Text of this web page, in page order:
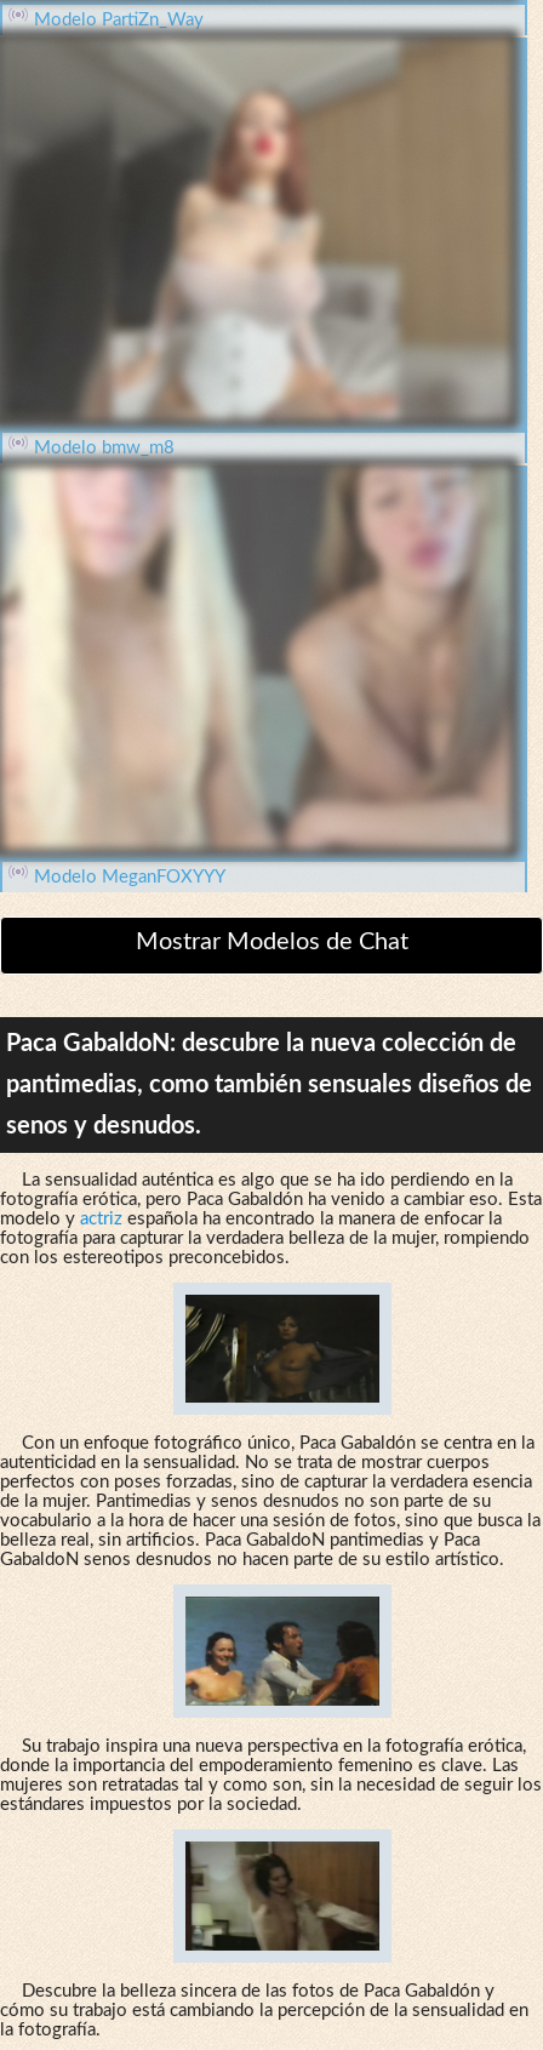
Modelo PartiZn_Way
Modelo bmw_m8
Modelo MeganFOXYYY
Mostrar Modelos de Chat
Paca GabaldoN: descubre la nueva colección de
pantimedias, como también sensuales diseños de
senos y desnudos.
La sensualidad auténtica es algo que se ha ido perdiendo en la
fotografía erótica, pero Paca Gabaldón ha venido a cambiar eso. Esta
modelo y actriz española ha encontrado la manera de enfocar la
fotografía para capturar la verdadera belleza de la mujer, rompiendo
con los estereotipos preconcebidos.
Con un enfoque fotográfico único, Paca Gabaldón se centra en la
autenticidad en la sensualidad. No se trata de mostrar cuerpos
perfectos con poses forzadas, sino de capturar la verdadera esencia
de la mujer. Pantimedias y senos desnudos no son parte de su
vocabulario a la hora de hacer una sesión de fotos, sino que busca la
belleza real, sin artificios. Paca GabaldoN pantimedias y Paca
GabaldoN senos desnudos no hacen parte de su estilo artístico.
Su trabajo inspira una nueva perspectiva en la fotografía erótica,
donde la importancia del empoderamiento femenino es clave. Las
mujeres son retratadas tal y como son, sin la necesidad de seguir los
estándares impuestos por la sociedad.
Descubre la belleza sincera de las fotos de Paca Gabaldón y
cómo su trabajo está cambiando la percepción de la sensualidad en
la fotografía.